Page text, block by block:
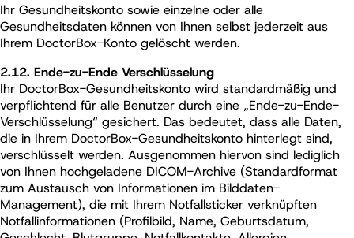
Ihr Gesundheitskonto sowie einzelne oder alle
Gesundheitsdaten können von Ihnen selbst jederzeit aus
Ihrem DoctorBox-Konto gelöscht werden.
2.12. Ende-zu-Ende Verschlüsselung
Ihr DoctorBox-Gesundheitskonto wird standardmäßig und
verpflichtend für alle Benutzer durch eine „Ende-zu-Ende-
Verschlüsselung“ gesichert. Das bedeutet, dass alle Daten,
die in Ihrem DoctorBox-Gesundheitskonto hinterlegt sind,
verschlüsselt werden. Ausgenommen hiervon sind lediglich
von Ihnen hochgeladene DICOM-Archive (Standardformat
zum Austausch von Informationen im Bilddaten-
Management), die mit Ihrem Notfallsticker verknüpften
Notfallinformationen (Profilbild, Name, Geburtsdatum,